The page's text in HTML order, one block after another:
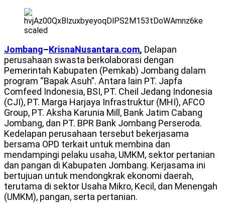
Jombang–KrisnaNusantara.com, Delapan
perusahaan swasta berkolaborasi dengan
Pemerintah Kabupaten (Pemkab) Jombang dalam
program “Bapak Asuh”. Antara lain PT. Japfa
Comfeed Indonesia, BSI, PT. Cheil Jedang Indonesia
(CJI), PT. Marga Harjaya Infrastruktur (MHI), AFCO
Group, PT. Aksha Karunia Mill, Bank Jatim Cabang
Jombang, dan PT. BPR Bank Jombang Perseroda.
Kedelapan perusahaan tersebut bekerjasama
bersama OPD terkait untuk membina dan
mendampingi pelaku usaha, UMKM, sektor pertanian
dan pangan di Kabupaten Jombang. Kerjasama ini
bertujuan untuk mendongkrak ekonomi daerah,
terutama di sektor Usaha Mikro, Kecil, dan Menengah
(UMKM), pangan, serta pertanian.